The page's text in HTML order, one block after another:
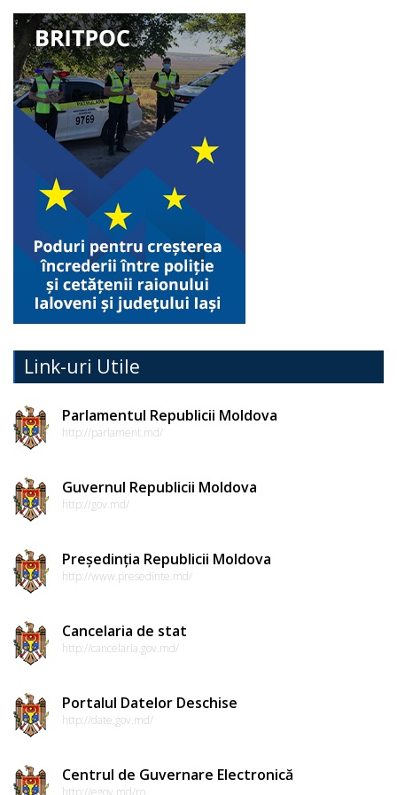
Link-uri Utile
Parlamentul Republicii Moldova
http://parlament.md/
Guvernul Republicii Moldova
http://gov.md/
Președinția Republicii Moldova
http://www.presedinte.md/
Cancelaria de stat
http://cancelaria.gov.md/
Portalul Datelor Deschise
http://date.gov.md/
Centrul de Guvernare Electronică
http://egov.md/ro